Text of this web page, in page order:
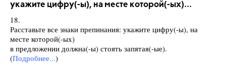
укажите цифру(-ы), на месте которой(-ых)...
18.
Расставьте все знаки препинания: укажите цифру(-ы), на
месте которой(-ых)
в предложении должна(-ы) стоять запятая(-ые).
(Подробнее...)